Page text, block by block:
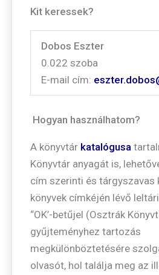
Kit keressek?
Dobos Eszter
0.022 szoba
E-mail cím:
Hogyan használhatom?
A könyvtár katalógusa
Könyvtár anyagát is,
cím szerinti és tárgyszavas
könyvek címkéjén lévő
“OK’-betűjel (Osztrák
gyűjteményhez tartozás
megkülönböztetésére
olvasót, hol találja meg az